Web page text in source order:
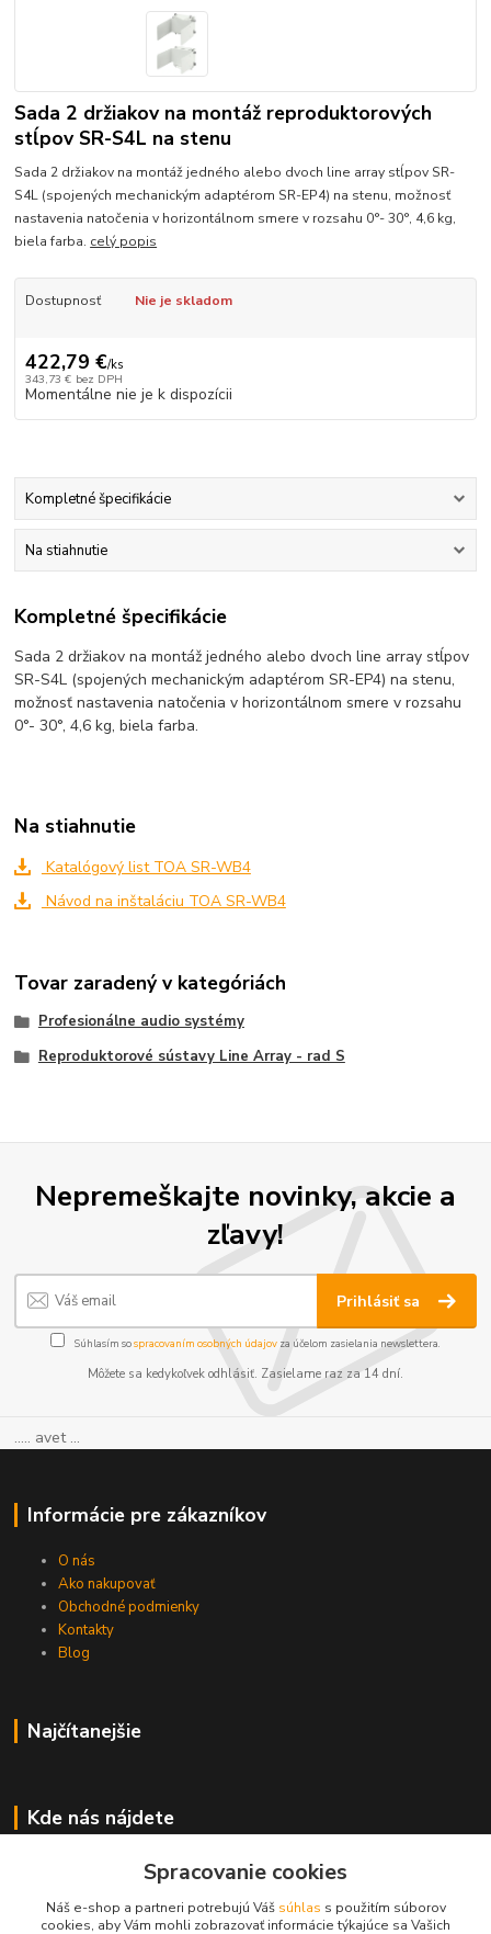
Sada 2 držiakov na montáž reproduktorových
stĺpov SR-S4L na stenu
Sada 2 držiakov na montáž jedného alebo dvoch line array stĺpov SR-
S4L (spojených mechanickým adaptérom SR-EP4) na stenu, možnosť
nastavenia natočenia v horizontálnom smere v rozsahu 0°- 30°, 4,6 kg,
biela farba. celý popis
Dostupnosť Nie je skladom
422,79 €/ks
343,73 € bez DPH
Momentálne nie je k dispozícii
Kompletné špecifikácie
Na stiahnutie
Kompletné špecifikácie
Sada 2 držiakov na montáž jedného alebo dvoch line array stĺpov
SR-S4L (spojených mechanickým adaptérom SR-EP4) na stenu,
možnosť nastavenia natočenia v horizontálnom smere v rozsahu
0°- 30°, 4,6 kg, biela farba.
Na stiahnutie
Katalógový list TOA SR-WB4
Návod na inštaláciu TOA SR-WB4
Tovar zaradený v kategóriách
Profesionálne audio systémy
Reproduktorové sústavy Line Array - rad S
Nepremeškajte novinky, akcie a
zľavy!
Prihlásiť sa
Súhlasím sospracovaním osobných údajov za účelom zasielania newslettera.
Môžete sa kedykoľvek odhlásiť. Zasielame raz za 14 dní.
..... avet ...
Informácie pre zákazníkov
O nás
Ako nakupovať
Obchodné podmienky
Kontakty
Blog
Najčítanejšie
Kde nás nájdete
83103 Bratislava
Spracovanie cookies
Náš e-shop a partneri potrebujú Váš súhlas s použitím súborov
cookies, aby Vám mohli zobrazovať informácie týkajúce sa Vašich